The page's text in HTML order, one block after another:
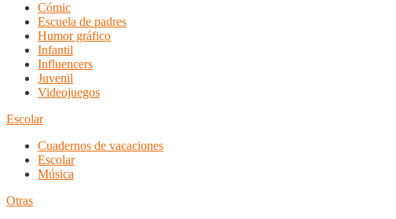
Cómic
Escuela de padres
Humor gráfico
Infantil
Influencers
Juvenil
Videojuegos
Escolar
Cuadernos de vacaciones
Escolar
Música
Otras